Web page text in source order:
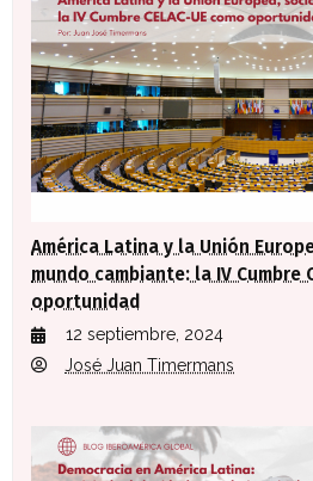
América Latina y la Unión
mundo cambiante: la IV Cumbre
oportunidad
12 septiembre, 2024
José Juan Timermans